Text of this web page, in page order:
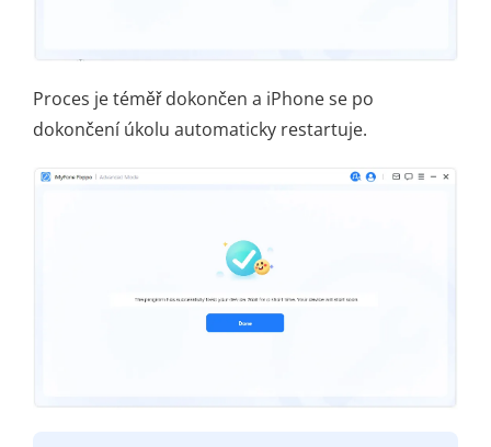
Proces je téměř dokončen a iPhone se po
dokončení úkolu automaticky restartuje.